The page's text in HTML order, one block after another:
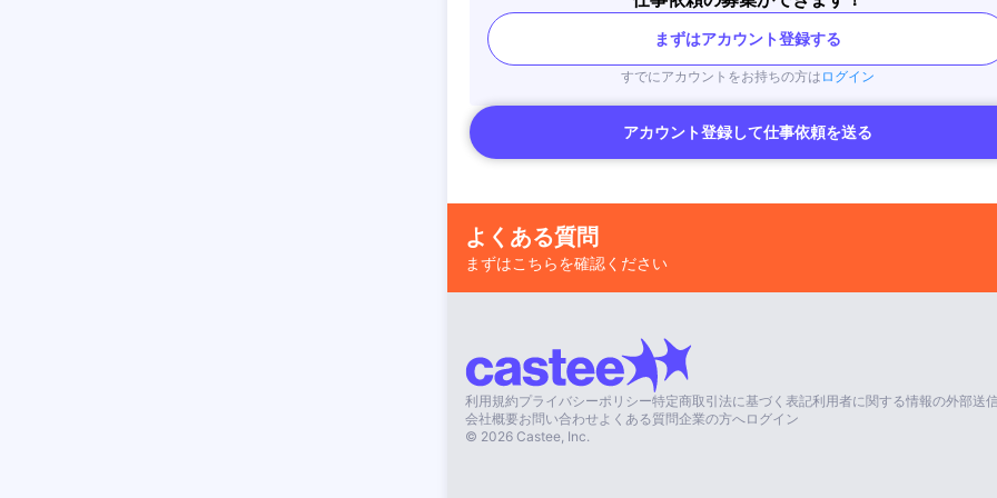
まずはアカウント登録する
すでにアカウントをお持ちの方は ログイン
アカウント登録して仕事依頼を送る
よくある質問
まずはこちらを確認ください
利用規約プライバシーポリシー特定商取引法に基づく表記利用者に関する情報の外部送
会社概要お問い合わせ よくある質問企業の方へログイン
© 2026 Castee, Inc.